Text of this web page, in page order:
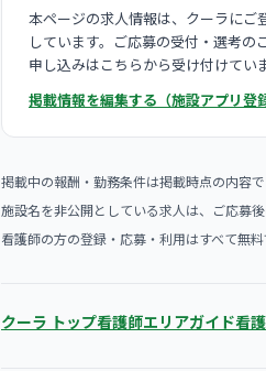
本ページの求人情報は、クーラにご
しています。ご応募の受付・選考
申し込みはこちらから受け付けていま
掲載情報を編集する（施設アプリ登
掲載中の報酬・勤務条件は掲載時点の内容
施設名を非公開としている求人は、ご応募
看護師の方の登録・応募・利用はすべて無料
クーラ トップ看護師エリアガイド看